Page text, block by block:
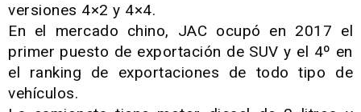
versiones 4×2 y 4×4.
En el mercado chino, JAC ocupó en 2017 el
primer puesto de exportación de SUV y el 4º en
el ranking de exportaciones de todo tipo de
vehículos.